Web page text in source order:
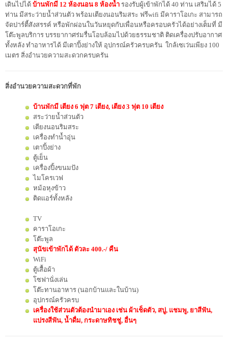
เดินไปได้ บ้านพักมี 12 ห้องนอน 8 ห้องน้ำ รองรับผู้เข้าพักได้ 40 ท่าน เสริมได้ 5
ท่าน มีสระว่ายน้ำส่วนตัว พร้อมเตียงนอนริมสระ ฟรีwifi มีคาราโอเกะ สามารถ
จัดปาร์ตี้สังสรรค์ หรือพักผ่อนในวันหยุดกับเพื่อนหรือครอบครัวได้อย่างเต็มที่ มี
โต๊ะพูลบริการ บรรยากาศร่มรื่นโอบล้อมไปด้วยธรรมชาติ ติดเครื่องปรับอากาศ
ทั้งหลัง ทำอาหารได้ มีเตาปิ้งย่างให้ อุปกรณ์ครัวครบครัน ใกล้เซเว่นเพียง 100
เมตร สิ่งอำนวยความสะดวกครบครัน
สิ่งอำนวยความสะดวกที่พัก
บ้านพักมี เตียง 6 ฟุต 7 เตียง, เตียง 3 ฟุต 10 เตียง
สระว่ายน้ำส่วนตัว
เตียงนอนริมสระ
เครื่องทำน้ำอุ่น
เตาปิ้งย่าง
ตู้เย็น
เครื่องปิ้งขนมปัง
ไมโครเวฟ
หม้อหุงข้าว
ติดแอร์ทั้งหลัง
TV
คาราโอเกะ
โต๊ะพูล
สุนัขเข้าพักได้ ตัวละ 400.-/ คืน
WiFi
ตู้เสื้อผ้า
โซฟานั่งเล่น
โต๊ะทานอาหาร (นอกบ้านและในบ้าน)
อุปกรณ์ครัวครบ
เครื่องใช้ส่วนตัวต้องนำมาเอง เช่น ผ้าเช็ดตัว, สบู่, แชมพู, ยาสีฟัน,
แปรงสีฟัน, น้ำดื่ม, กระดาษทิชชู่, อื่นๆ